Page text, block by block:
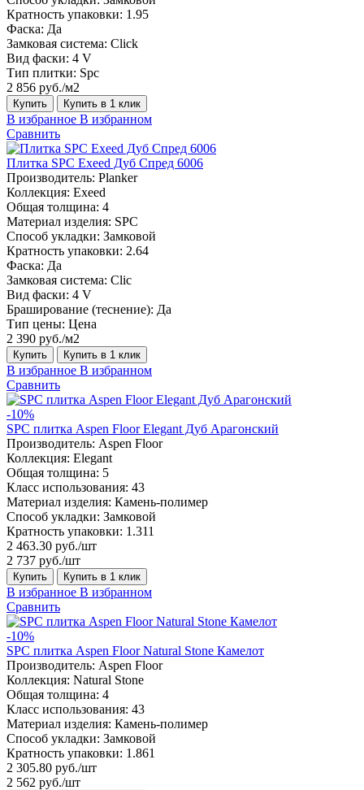
Кратность упаковки: 1.95
Фаска: Да
Замковая система: Click
Вид фаски: 4 V
Тип плитки: Spc
2 856 руб./м2
Купить Купить в 1 клик
В избранное В избранном
Сравнить
Плитка SPC Exeed Дуб Спред 6006
Производитель: Planker
Коллекция: Exeed
Общая толщина: 4
Материал изделия: SPC
Способ укладки: Замковой
Кратность упаковки: 2.64
Фаска: Да
Замковая система: Сlic
Вид фаски: 4 V
Браширование (теснение): Да
Тип цены: Цена
2 390 руб./м2
Купить Купить в 1 клик
В избранное В избранном
Сравнить
-10%
SPC плитка Aspen Floor Elegant Дуб Арагонский
Производитель: Aspen Floor
Коллекция: Elegant
Общая толщина: 5
Класс использования: 43
Материал изделия: Камень-полимер
Способ укладки: Замковой
Кратность упаковки: 1.311
2 463.30 руб./шт
2 737 руб./шт
Купить Купить в 1 клик
В избранное В избранном
Сравнить
-10%
SPC плитка Aspen Floor Natural Stone Камелот
Производитель: Aspen Floor
Коллекция: Natural Stone
Общая толщина: 4
Класс использования: 43
Материал изделия: Камень-полимер
Способ укладки: Замковой
Кратность упаковки: 1.861
2 305.80 руб./шт
2 562 руб./шт